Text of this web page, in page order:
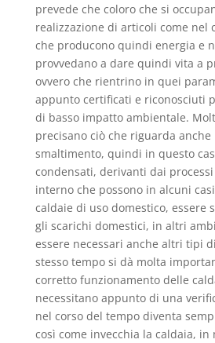
prevede che coloro che si
realizzazione di articoli come nel
che producono quindi energia e
provvedano a dare quindi vita a
ovvero che rientrino in quei
appunto certificati e riconosciuti
di basso impatto ambientale.
precisano ciò che riguarda anche
smaltimento, quindi in questo
condensati, derivanti dai
interno che possono in alcuni
caldaie di uso domestico, essere
gli scarichi domestici, in altri
essere necessari anche altri tipi
stesso tempo si dà molta
corretto funzionamento delle
necessitano appunto di una
nel corso del tempo diventa
così come invecchia la caldaia, in